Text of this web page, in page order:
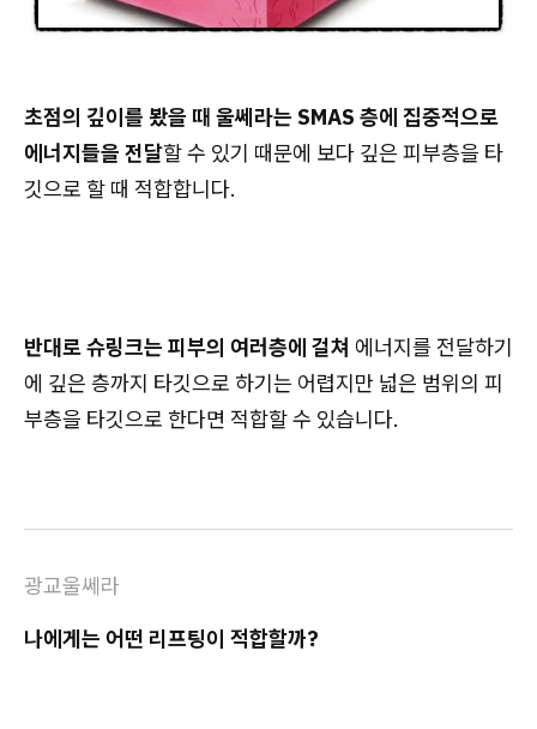
초점의 깊이를 봤을 때 울쎄라는 SMAS 층에 집중적으로
에너지들을 전달할 수 있기 때문에 보다 깊은 피부층을 타
깃으로 할 때 적합합니다.
반대로 슈링크는 피부의 여러층에 걸쳐 에너지를 전달하기
에 깊은 층까지 타깃으로 하기는 어렵지만 넓은 범위의 피
부층을 타깃으로 한다면 적합할 수 있습니다.
광교울쎄라
나에게는 어떤 리프팅이 적합할까?